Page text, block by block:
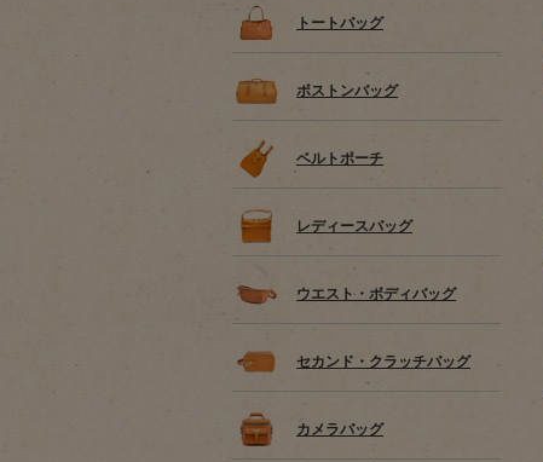
トートバッグ
ボストンバッグ
ベルトポーチ
レディースバッグ
ウエスト・ボディバッグ
セカンド・クラッチバッグ
カメラバッグ